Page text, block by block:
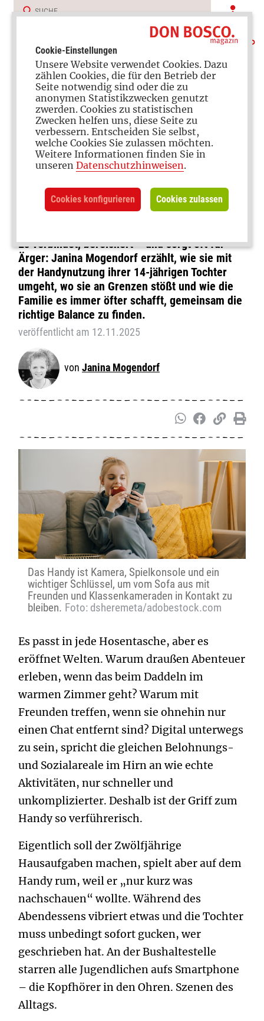
Medienerziehung
Der ewige Kampf ums
Smartphone: Ein
Erfahrungsbericht
Es verbindet, bereichert – und sorgt oft für
Ärger: Janina Mogendorf erzählt, wie sie mit
der Handynutzung ihrer 14-jährigen Tochter
umgeht, wo sie an Grenzen stößt und wie die
Familie es immer öfter schafft, gemeinsam die
richtige Balance zu finden.
veröffentlicht am 12.11.2025
Janina Mogendorf
Das Handy ist Kamera, Spielkonsole und ein
wichtiger Schlüssel, um vom Sofa aus mit
Freunden und Klassenkameraden in Kontakt zu
bleiben. Foto: dsheremeta/adobestock.com
Es passt in jede Hosentasche, aber es
eröffnet Welten. Warum draußen Abenteuer
erleben, wenn das beim Daddeln im
warmen Zimmer geht? Warum mit
Freunden treffen, wenn sie ohnehin nur
einen Chat entfernt sind? Digital unterwegs
zu sein, spricht die gleichen Belohnungs-
und Sozialareale im Hirn an wie echte
Aktivitäten, nur schneller und
unkomplizierter. Deshalb ist der Griff zum
Handy so verführerisch.
Eigentlich soll der Zwölfjährige
Hausaufgaben machen, spielt aber auf dem
Handy rum, weil er „nur kurz was
nachschauen“ wollte. Während des
Abendessens vibriert etwas und die Tochter
muss unbedingt sofort gucken, wer
geschrieben hat. An der Bushaltestelle
starren alle Jugendlichen aufs Smartphone
– die Kopfhörer in den Ohren. Szenen des
Alltags.
Cookie-Einstellungen
Unsere Website verwendet Cookies. Dazu
zählen Cookies, die für den Betrieb der
Seite notwendig sind oder die zu
anonymen Statistikzwecken genutzt
zwerden. Cookies zu statistischen
Zwecken helfen uns, diese Seite zu
verbessern. Entscheiden Sie selbst,
welche Cookies Sie zulassen möchten.
Weitere Informationen finden Sie in
unseren Datenschutzhinweisen.
Cookies konfigurieren Cookies zulassen